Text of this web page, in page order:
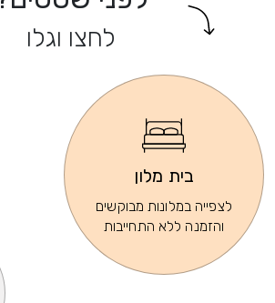
לחצו וגלו
בית מלון
לצפייה במלונות מבוקשים
והזמנה ללא התחייבות